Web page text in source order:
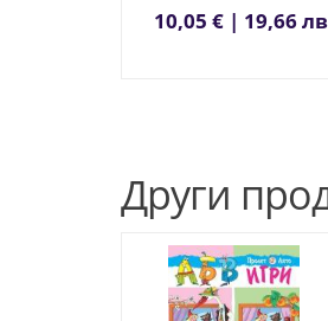
10,05 € | 19,66
Други